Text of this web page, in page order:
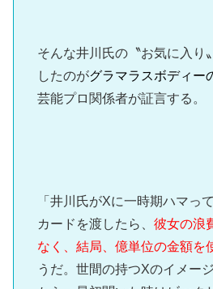
そんな井川氏の〝お気に入り
したのがグラマラスボディー
芸能プロ関係者が証言する。
「井川氏がXに一時期ハマっ
カードを渡したら、 彼女の浪
なく、結局、億単位の金額を
うだ。世間の持つXのイメー